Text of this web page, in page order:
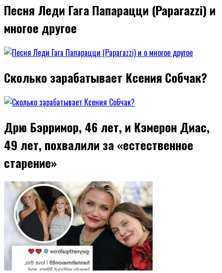
Песня Леди Гага Папарацци (Paparazzi) и
многое другое
Сколько зарабатывает Ксения Собчак?
Дрю Бэрримор, 46 лет, и Кэмерон Диас,
49 лет, похвалили за «естественное
старение»